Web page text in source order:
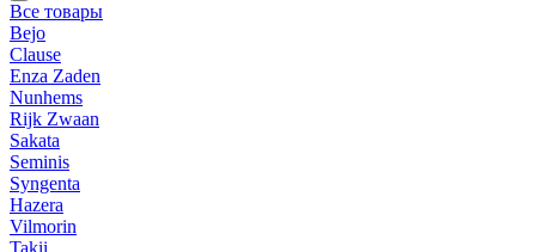
Все товары
Bejo
Clause
Enza Zaden
Nunhems
Rijk Zwaan
Sakata
Seminis
Syngenta
Hazera
Vilmorin